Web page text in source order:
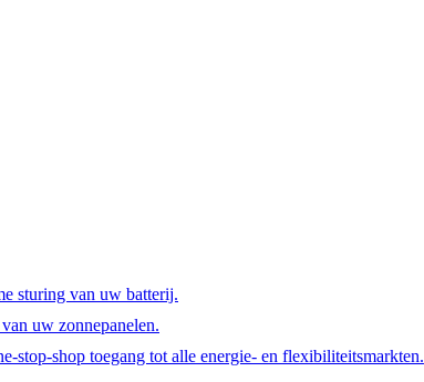
sturing van uw batterij.
uw zonnepanelen.
stop-shop toegang tot alle energie- en flexibiliteitsmarkten.